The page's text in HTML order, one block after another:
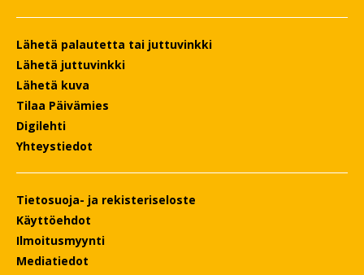
Lähetä palautetta tai juttuvinkki
Lähetä juttuvinkki
Lähetä kuva
Tilaa Päivämies
Digilehti
Yhteystiedot
Tietosuoja- ja rekisteriseloste
Käyttöehdot
Ilmoitusmyynti
Mediatiedot